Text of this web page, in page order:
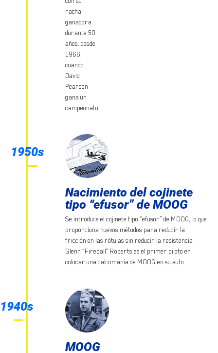
racha
ganadora
durante 50
años, desde
1966
cuando
David
Pearson
gana un
campeonato.
1950s
Nacimiento del cojinete
tipo “efusor” de MOOG
Se introduce el cojinete tipo “efusor” de MOOG, lo que
proporciona nuevos métodos para reducir la
fricción en las rótulas sin reducir la resistencia.
Glenn “Fireball” Roberts es el primer piloto en
colocar una calcomanía de MOOG en su auto.
1940s
MOOG